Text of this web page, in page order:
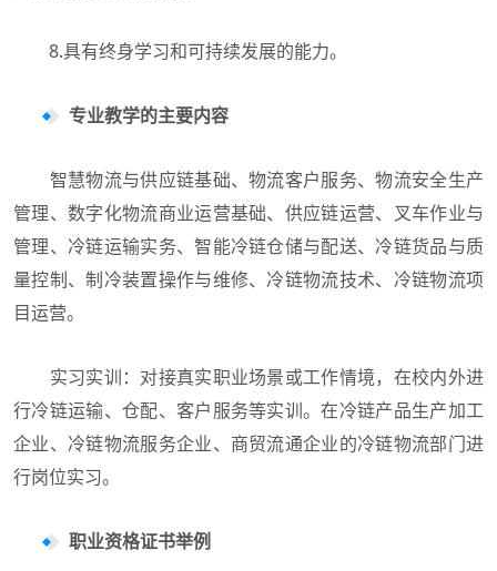
8.具有终身学习和可持续发展的能力。
专业教学的主要内容
智慧物流与供应链基础、物流客户服务、物流安全生产
管理、数字化物流商业运营基础、供应链运营、叉车作业与
管理、冷链运输实务、智能冷链仓储与配送、冷链货品与质
量控制、制冷装置操作与维修、冷链物流技术、冷链物流项
目运营。
实习实训：对接真实职业场景或工作情境，在校内外进
行冷链运输、仓配、客户服务等实训。在冷链产品生产加工
企业、冷链物流服务企业、商贸流通企业的冷链物流部门进
行岗位实习。
职业资格证书举例